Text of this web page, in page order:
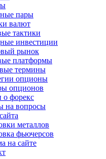
пары
валют
тактики
инвестиции
рынок
платформы
термины
опционы
опционов
о форекс
на вопросы
металлов
фьючерсов
на сайте